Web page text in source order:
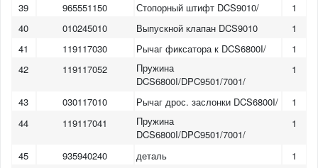
39
965551150 Стопорный штифт DCS9010/
1
40
010245010 Выпускной клапан DCS9010
1
41
119117030 Рычаг фиксатора к DCS6800I/
1
42
119117052
Пружина
DCS6800I/DPC9501/7001/
1
43 030117010 Рычаг дрос. заслонки DCS6800I/
1
44
119117041
Пружина
DCS6800I/DPC9501/7001/
1
45 935940240 деталь
1